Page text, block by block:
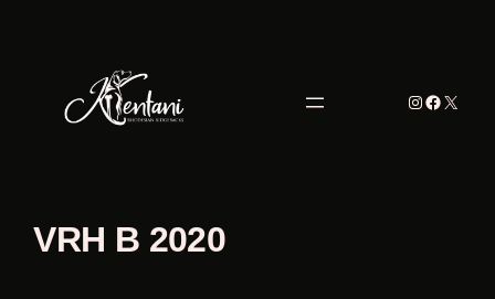
VRH B 2020